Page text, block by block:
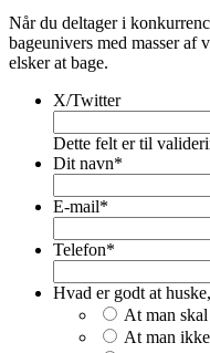
Når du deltager i
bageunivers med masser af
elsker at bage.
X/Twitter
Dette felt er til
Dit navn*
E-mail*
Telefon*
Hvad er godt at
At man
At man